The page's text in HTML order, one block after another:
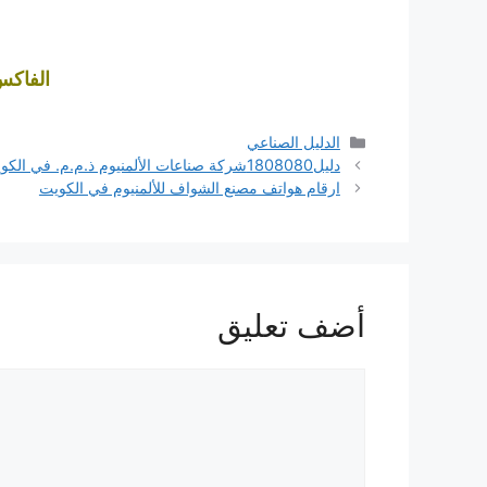
الفاكس:
التصنيفات
الدليل الصناعي
دليل1808080شركة صناعات الألمنيوم ذ.م.م. في الكويت
ارقام هواتف مصنع الشواف للألمنيوم في الكويت
أضف تعليق